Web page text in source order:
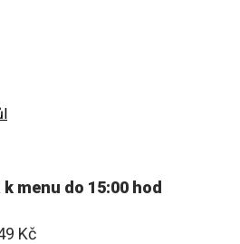
menu do 15:00 hod
Kč